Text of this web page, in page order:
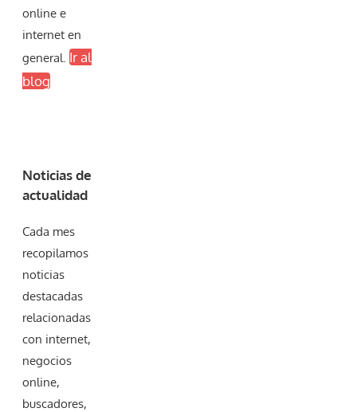
online e
internet en
general. Ir al
blog
Noticias de
actualidad
Cada mes
recopilamos
noticias
destacadas
relacionadas
con internet,
negocios
online,
buscadores,